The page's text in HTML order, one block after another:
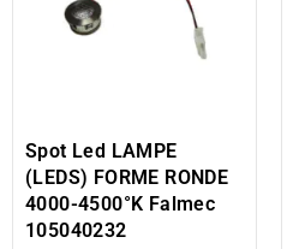
Spot Led LAMPE
(LEDS) FORME RONDE
4000-4500°K Falmec
105040232